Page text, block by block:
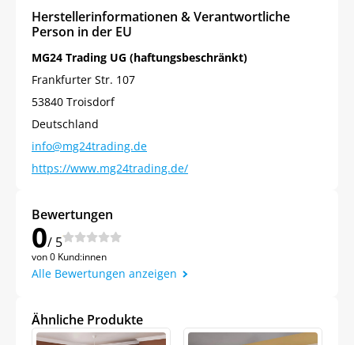
Herstellerinformationen & Verantwortliche
Person in der EU
MG24 Trading UG (haftungsbeschränkt)
Frankfurter Str. 107
53840 Troisdorf
Deutschland
info@mg24trading.de
https://www.mg24trading.de/
Bewertungen
0/ 5
von 0 Kund:innen
Alle Bewertungen anzeigen
Ähnliche Produkte